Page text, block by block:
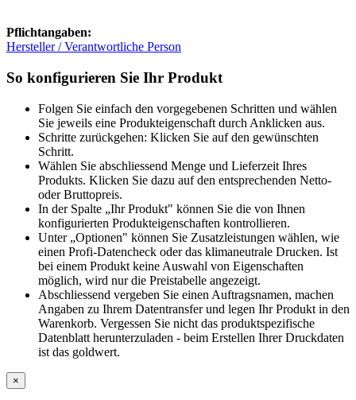
Pflichtangaben:
Hersteller / Verantwortliche Person
So konfigurieren Sie Ihr Produkt
Folgen Sie einfach den vorgegebenen Schritten und wählen
Sie jeweils eine Produkteigenschaft durch Anklicken aus.
Schritte zurückgehen: Klicken Sie auf den gewünschten
Schritt.
Wählen Sie abschliessend Menge und Lieferzeit Ihres
Produkts. Klicken Sie dazu auf den entsprechenden Netto-
oder Bruttopreis.
In der Spalte „Ihr Produkt" können Sie die von Ihnen
konfigurierten Produkteigenschaften kontrollieren.
Unter „Optionen" können Sie Zusatzleistungen wählen, wie
einen Profi-Datencheck oder das klimaneutrale Drucken. Ist
bei einem Produkt keine Auswahl von Eigenschaften
möglich, wird nur die Preistabelle angezeigt.
Abschliessend vergeben Sie einen Auftragsnamen, machen
Angaben zu Ihrem Datentransfer und legen Ihr Produkt in den
Warenkorb. Vergessen Sie nicht das produktspezifische
Datenblatt herunterzuladen - beim Erstellen Ihrer Druckdaten
ist das goldwert.
×